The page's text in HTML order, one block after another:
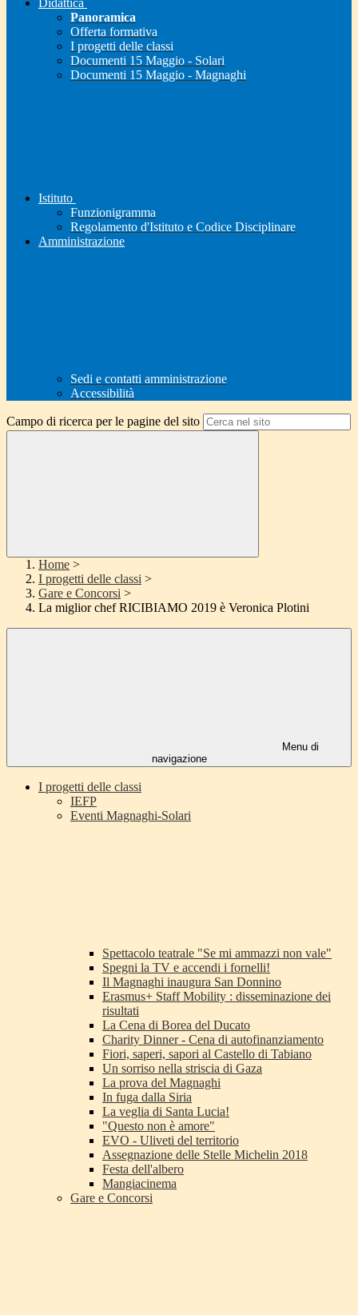
Didattica
Panoramica
Offerta formativa
I progetti delle classi
Documenti 15 Maggio - Solari
Documenti 15 Maggio - Magnaghi
Istituto
Funzionigramma
Regolamento d'Istituto e Codice Disciplinare
Amministrazione
Sedi e contatti amministrazione
Accessibilità
Campo di ricerca per le pagine del sito
Home >
I progetti delle classi >
Gare e Concorsi >
La miglior chef RICIBIAMO 2019 è Veronica Plotini
Menu di
navigazione
I progetti delle classi
IEFP
Eventi Magnaghi-Solari
Spettacolo teatrale "Se mi ammazzi non vale"
Spegni la TV e accendi i fornelli!
Il Magnaghi inaugura San Donnino
Erasmus+ Staff Mobility : disseminazione dei
risultati
La Cena di Borea del Ducato
Charity Dinner - Cena di autofinanziamento
Fiori, saperi, sapori al Castello di Tabiano
Un sorriso nella striscia di Gaza
La prova del Magnaghi
In fuga dalla Siria
La veglia di Santa Lucia!
"Questo non è amore"
EVO - Uliveti del territorio
Assegnazione delle Stelle Michelin 2018
Festa dell'albero
Mangiacinema
Gare e Concorsi